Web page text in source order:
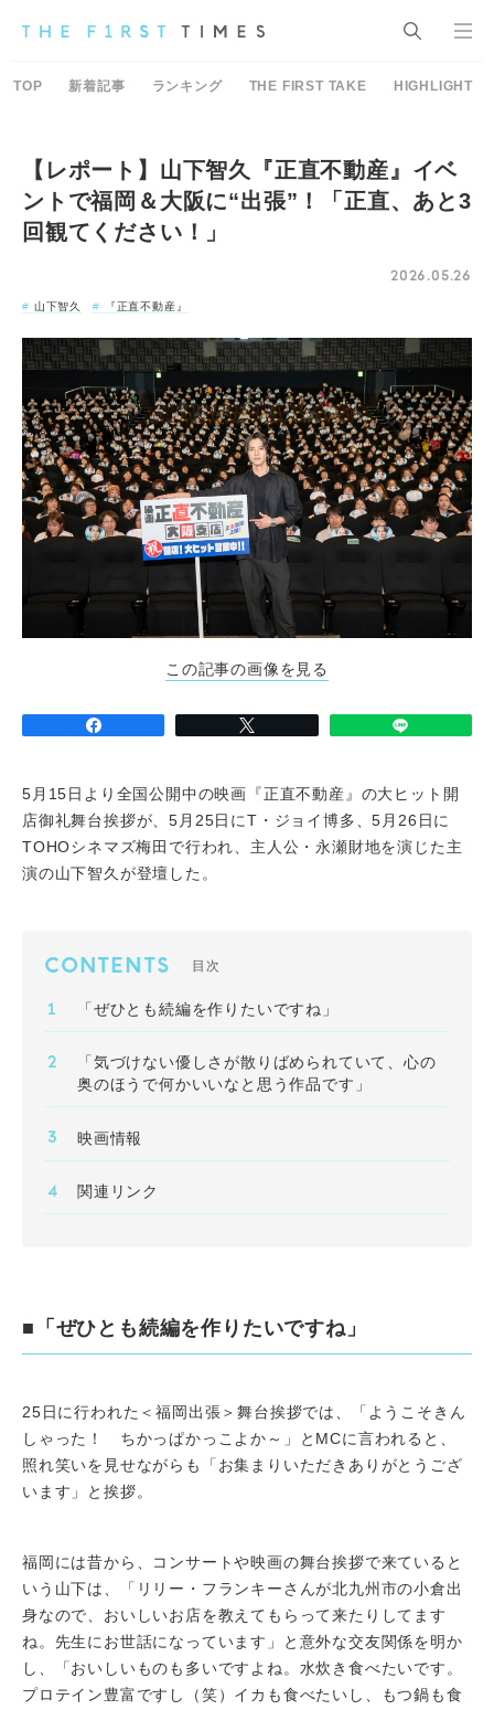
TOP 新着記事 ランキング THE FIRST TAKE HIGHLIGHT
【レポート】山下智久『正直不動産』イベ
ントで福岡＆大阪に“出張”！「正直、あと3
回観てください！」
2026.05.26
山下智久 『正直不動産』
この記事の画像を見る
5月15日より全国公開中の映画『正直不動産』の大ヒット開
店御礼舞台挨拶が、5月25日にT・ジョイ博多、5月26日に
TOHOシネマズ梅田で行われ、主人公・永瀬財地を演じた主
演の山下智久が登壇した。
CONTENTS 目次
「ぜひとも続編を作りたいですね」
「気づけない優しさが散りばめられていて、心の
奥のほうで何かいいなと思う作品です」
映画情報
関連リンク
■「ぜひとも続編を作りたいですね」
25日に行われた＜福岡出張＞舞台挨拶では、「ようこそきん
しゃった！ ちかっぱかっこよか～」とMCに言われると、
照れ笑いを見せながらも「お集まりいただきありがとうござ
います」と挨拶。
福岡には昔から、コンサートや映画の舞台挨拶で来ていると
いう山下は、「リリー・フランキーさんが北九州市の小倉出
身なので、おいしいお店を教えてもらって来たりしてます
ね。先生にお世話になっています」と意外な交友関係を明か
し、「おいしいものも多いですよね。水炊き食べたいです。
プロテイン豊富ですし（笑）イカも食べたいし、もつ鍋も食